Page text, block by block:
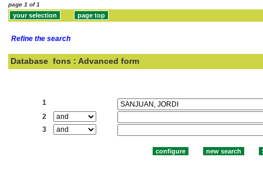
page 1 of 1
Refine the search
Database fons : Advanced form
1
2
3